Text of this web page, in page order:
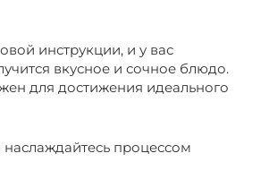
инструкции, и у вас
вкусное и сочное блюдо.
для достижения идеального
наслаждайтесь процессом